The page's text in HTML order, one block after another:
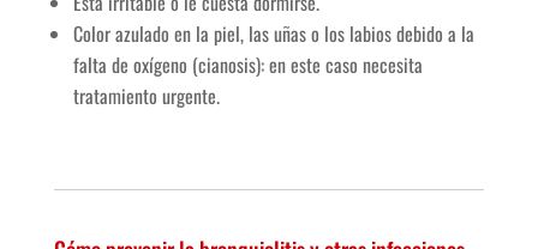
Color azulado en la piel, las uñas o los labios debido a la
falta de oxígeno (cianosis): en este caso necesita
tratamiento urgente.